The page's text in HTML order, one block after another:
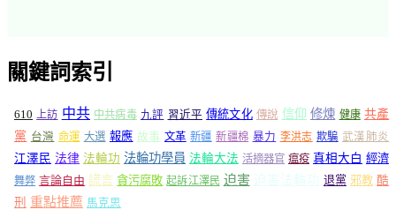
關鍵詞索引
610 上訪 中共 中共病毒 九評 習近平 傳統文化 傳說 信仰 修煉 健康 共產
黨 台灣 命運 大選 報應 故事 文革 新疆 新疆棉 暴力 李洪志 欺騙 武漢肺炎
江澤民 法律 法輪功 法輪功學員 法輪大法 活摘器官 瘟疫 真相大白 經濟
舞弊 言論自由 謊言 貪污腐敗 起訴江澤民 迫害 迫害法輪功 退黨 邪教 酷
刑 重點推薦 馬克思